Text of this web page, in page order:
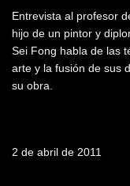
Entrevista al profesor
hijo de un pintor y
Sei Fong habla de las
arte y la fusión de sus
su obra.
2 de abril de 2011